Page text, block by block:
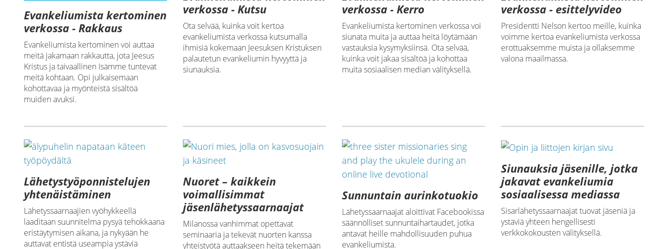
Evankeliumista kertominen
verkossa - Rakkaus
Evankeliumista kertominen voi auttaa
meitä jakamaan rakkautta, jota Jeesus
Kristus ja taivaallinen Isämme tuntevat
meitä kohtaan. Opi julkaisemaan
kohottavaa ja myönteistä sisältöä
muiden avuksi.
verkossa - Kutsu
Ota selvää, kuinka voit kertoa
evankeliumista verkossa kutsumalla
ihmisiä kokemaan Jeesuksen Kristuksen
palautetun evankeliumin hyvyyttä ja
siunauksia.
verkossa - Kerro
Evankeliumista kertominen verkossa voi
siunata muita ja auttaa heitä löytämään
vastauksia kysymyksiinsä. Ota selvää,
kuinka voit jakaa sisältöä ja kohottaa
muita sosiaalisen median välityksellä.
verkossa - esittelyvideo
Presidentti Nelson kertoo meille, kuinka
voimme kertoa evankeliumista verkossa
erottuaksemme muista ja ollaksemme
valona maailmassa.
Lähetystyöponnistelujen
yhtenäistäminen
Lähetyssaarnaajien vyöhykkeellä
laaditaan suunnitelma pysyä tehokkaana
eristäytymisen aikana, ja nykyään he
auttavat entistä useampia ystäviä
Nuoret – kaikkein
voimallisimmat
jäsenlähetyssaarnaajat
Milanossa vanhimmat opettavat
seminaaria ja tekevät nuorten kanssa
yhteistyötä auttaakseen heitä tekemään
Sunnuntain aurinkotuokio
Lähetyssaarnaajat aloittivat Facebookissa
säännölliset sunnuntaihartaudet, jotka
antavat heille mahdollisuuden puhua
evankeliumista.
Siunauksia jäsenille, jotka
jakavat evankeliumia
sosiaalisessa mediassa
Sisarlähetyssaarnaajat tuovat jäseniä ja
ystäviä yhteen hengellisesti
verkkokokousten välityksellä.